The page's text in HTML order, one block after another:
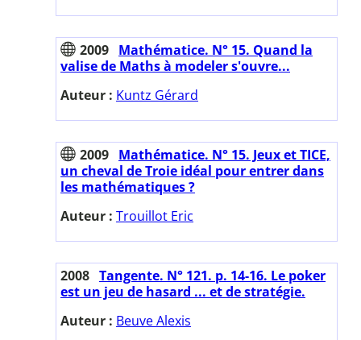
2009 Mathématice. N° 15. Quand la
valise de Maths à modeler s'ouvre...
Auteur : Kuntz Gérard
2009 Mathématice. N° 15. Jeux et TICE,
un cheval de Troie idéal pour entrer dans
les mathématiques ?
Auteur : Trouillot Eric
2008 Tangente. N° 121. p. 14-16. Le poker
est un jeu de hasard ... et de stratégie.
Auteur : Beuve Alexis